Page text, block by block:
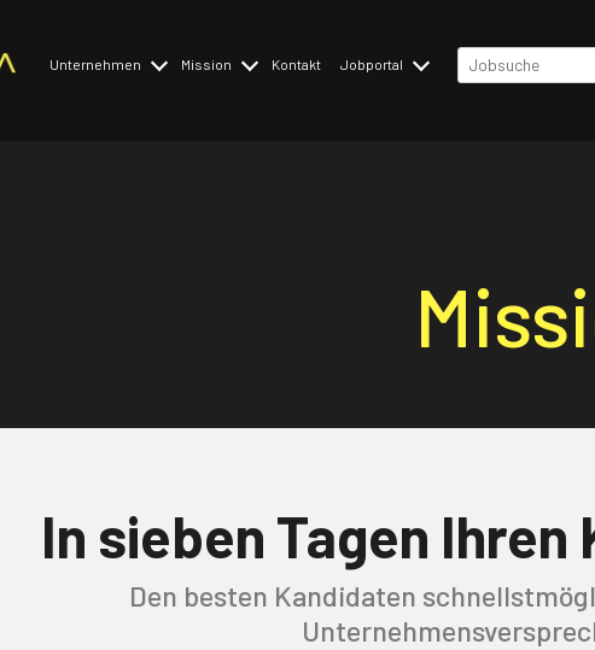
Unternehmen Mission Kontakt Jobportal
In sieben Tagen
Den besten Kandidaten